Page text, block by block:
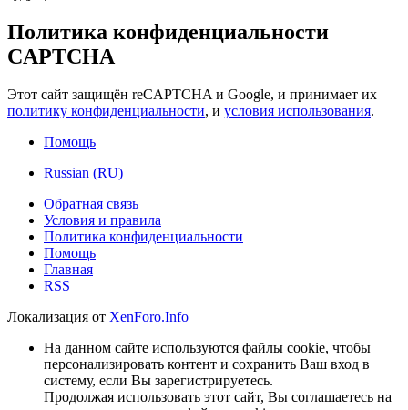
Политика конфиденциальности
CAPTCHA
Этот сайт защищён reCAPTCHA и Google, и принимает их
политику конфиденциальности, и условия использования.
Помощь
Russian (RU)
Обратная связь
Условия и правила
Политика конфиденциальности
Помощь
Главная
RSS
Локализация от XenForo.Info
На данном сайте используются файлы cookie, чтобы
персонализировать контент и сохранить Ваш вход в
систему, если Вы зарегистрируетесь.
Продолжая использовать этот сайт, Вы соглашаетесь на